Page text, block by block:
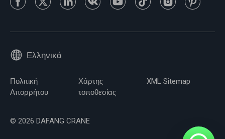
Ελληνικά
Πολιτική
Απορρήτου
Χάρτης
τοποθεσίας
XML Sitemap
© 2026 DAFANG CRANE